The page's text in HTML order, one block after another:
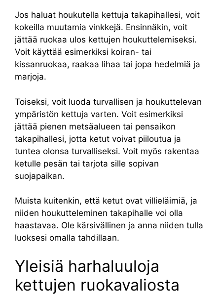
Jos haluat houkutella kettuja takapihallesi, voit
kokeilla muutamia vinkkejä. Ensinnäkin, voit
jättää ruokaa ulos kettujen houkuttelemiseksi.
Voit käyttää esimerkiksi koiran- tai
kissanruokaa, raakaa lihaa tai jopa hedelmiä ja
marjoja.
Toiseksi, voit luoda turvallisen ja houkuttelevan
ympäristön kettuja varten. Voit esimerkiksi
jättää pienen metsäalueen tai pensaikon
takapihallesi, jotta ketut voivat piiloutua ja
tuntea olonsa turvalliseksi. Voit myös rakentaa
ketulle pesän tai tarjota sille sopivan
suojapaikan.
Muista kuitenkin, että ketut ovat villieläimiä, ja
niiden houkutteleminen takapihalle voi olla
haastavaa. Ole kärsivällinen ja anna niiden tulla
luoksesi omalla tahdillaan.
Yleisiä harhaluuloja
kettujen ruokavaliosta